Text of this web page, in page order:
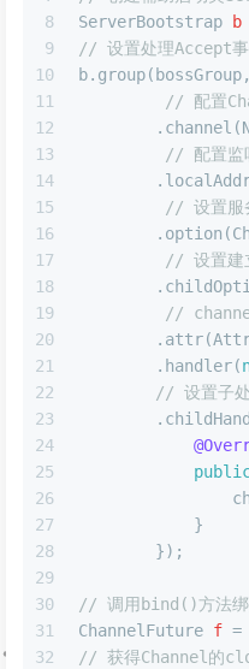
8
9
10
11
12
13
14
15
16
17
18
19
20
21
22
23
24
25
26
27
28
29
30
31
32
ServerBootstrap
b
// 设置处理Accept事
// 配置
// 配置监
// 设置服
// 设置建
//
    	.handler(
// 设置子处
            }
        });
// 调用bind()方法绑
ChannelFuture f =
// 获得Channel的